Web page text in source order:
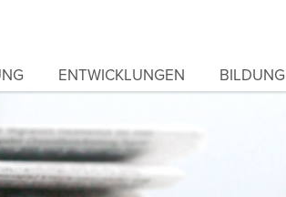
ENTWICKLUNGEN BILDUNG